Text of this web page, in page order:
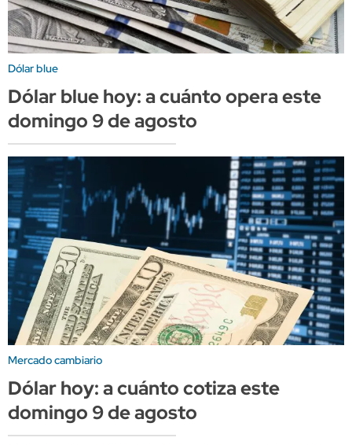
Dólar blue
Dólar blue hoy: a cuánto opera este
domingo 9 de agosto
Mercado cambiario
Dólar hoy: a cuánto cotiza este
domingo 9 de agosto